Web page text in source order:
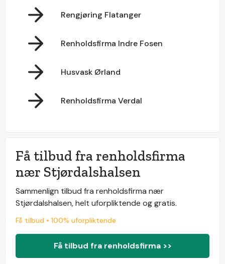
Rengjøring Flatanger
Renholdsfirma Indre Fosen
Husvask Ørland
Renholdsfirma Verdal
Få tilbud fra renholdsfirma
nær Stjørdalshalsen
Sammenlign tilbud fra renholdsfirma nær
Stjørdalshalsen, helt uforpliktende og gratis.
Få tilbud • 100% uforpliktende
Få tilbud fra renholdsfirma >>